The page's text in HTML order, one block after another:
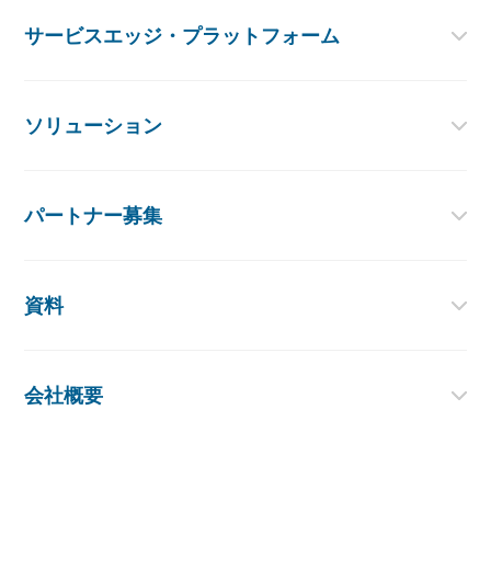
サービスエッジ・プラットフォーム
ソリューション
パートナー募集
資料
会社概要